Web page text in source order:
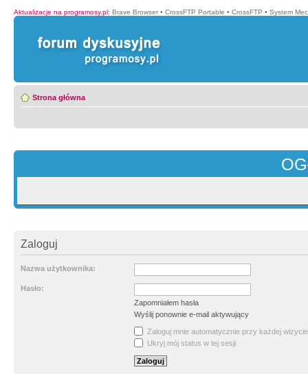
Aktualizacje na programosy.pl: Brave Browser • CrossFTP Portable • CrossFTP • System
Strona główna
Zaloguj
Nazwa użytkownika:
Hasło:
Zapomniałem hasła
Wyślij ponownie e-mail aktywujący
Zaloguj mnie automatycznie przy każdej wizycie
Ukryj mój status w tej sesji